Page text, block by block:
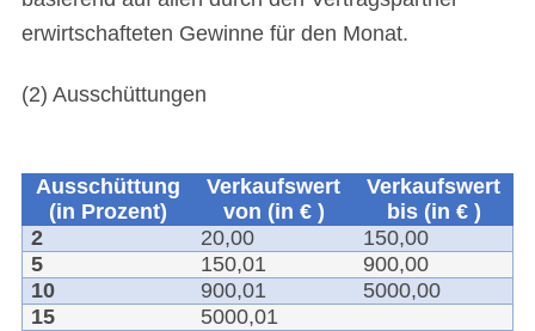
erwirtschafteten Gewinne für den Monat.
(2) Ausschüttungen
Ausschüttung
(in Prozent)
Verkaufswert
von (in € )
Verkaufswert
bis (in € )
2
20,00
150,00
5
150,01
900,00
10
900,01
5000,00
15
5000,01